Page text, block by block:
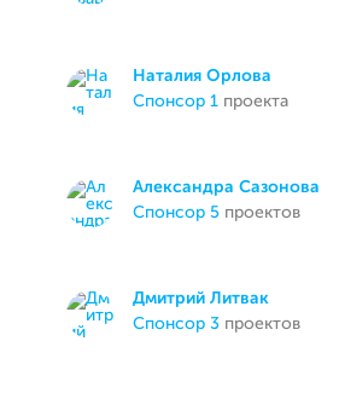
Наталия Орлова
спонсор 1 проекта
Александра Сазонова
спонсор 5 проектов
Дмитрий Литвак
спонсор 3 проектов